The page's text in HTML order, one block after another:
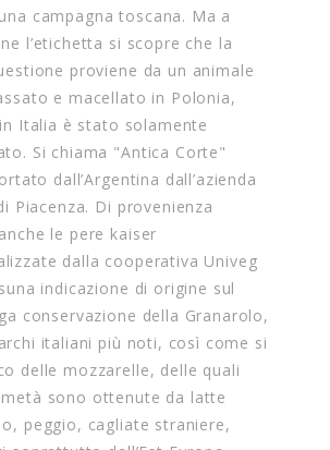
campagna toscana. Ma a
l’etichetta si scopre che la
proviene da un animale
e macellato in Polonia,
Italia è stato solamente
Si chiama "Antica Corte"
dall’Argentina dall’azienda
Piacenza. Di provenienza
le pere kaiser
dalla cooperativa Univeg
indicazione di origine sul
conservazione della Granarolo,
italiani più noti, così come si
delle mozzarelle, delle quali
sono ottenute da latte
peggio, cagliate straniere,